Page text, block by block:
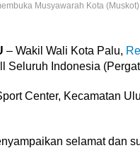
Musyawarah Kota
– Wakil Wali Kota Palu,
Seluruh Indonesia
Center, Kecamatan
selamat dan